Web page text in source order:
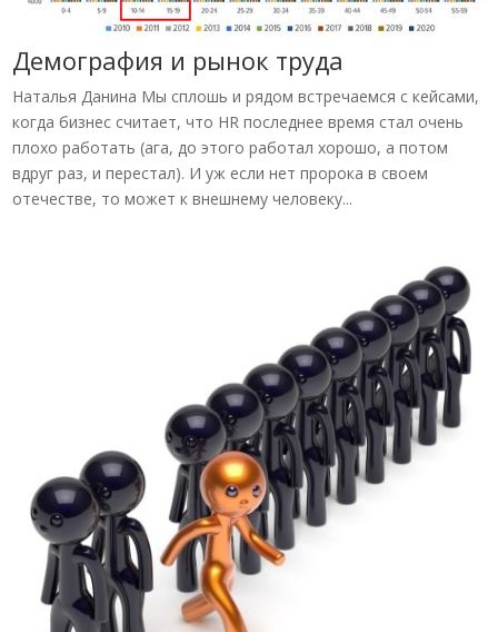
Демография и рынок труда
Наталья Данина Мы сплошь и рядом встречаемся с кейсами,
когда бизнес считает, что HR последнее время стал очень
плохо работать (ага, до этого работал хорошо, а потом
вдруг раз, и перестал). И уж если нет пророка в своем
отечестве, то может к внешнему человеку...